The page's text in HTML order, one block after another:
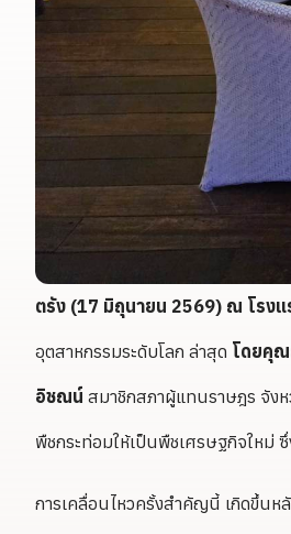
ตรัง (17 มิถุนายน 2569) ณ โรงแ
อุตสาหกรรมระดับโลก ล่าสุด โดยคุณ
อิชณน์ สมาชิกสภาผู้แทนราษฎร จัง
พืชกระท่อมให้เป็นพืชเศรษฐกิจใหม่
การเคลื่อนไหวครั้งสำคัญนี้ เกิดขึ้นห